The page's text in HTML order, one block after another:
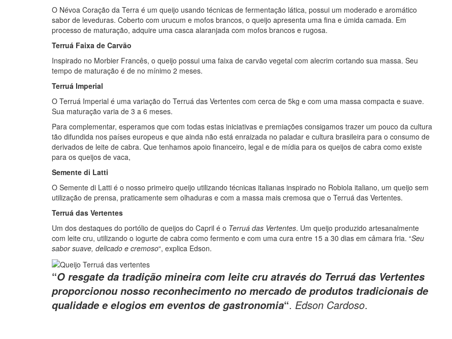
O Névoa Coração da Terra é um queijo usando técnicas de fermentação lática, possui um moderado e aromático
sabor de leveduras. Coberto com urucum e mofos brancos, o queijo apresenta uma fina e úmida camada. Em
processo de maturação, adquire uma casca alaranjada com mofos brancos e rugosa.
Terruá Faixa de Carvão
Inspirado no Morbier Francês, o queijo possui uma faixa de carvão vegetal com alecrim cortando sua massa. Seu
tempo de maturação é de no mínimo 2 meses.
Terruá Imperial
O Terruá Imperial é uma variação do Terruá das Vertentes com cerca de 5kg e com uma massa compacta e suave.
Sua maturação varia de 3 a 6 meses.
Para complementar, esperamos que com todas estas iniciativas e premiações consigamos trazer um pouco da cultura
tão difundida nos países europeus e que ainda não está enraizada no paladar e cultura brasileira para o consumo de
derivados de leite de cabra. Que tenhamos apoio financeiro, legal e de mídia para os queijos de cabra como existe
para os queijos de vaca,
Semente di Latti
O Semente di Latti é o nosso primeiro queijo utilizando técnicas italianas inspirado no Robiola italiano, um queijo sem
utilização de prensa, praticamente sem olhaduras e com a massa mais cremosa que o Terruá das Vertentes.
Terruá das Vertentes
Um dos destaques do portólio de queijos do Capril é o Terruá das Vertentes. Um queijo produzido artesanalmente
com leite cru, utilizando o iogurte de cabra como fermento e com uma cura entre 15 a 30 dias em câmara fria. “Seu
sabor suave, delicado e cremoso“, explica Edson.
“O resgate da tradição mineira com leite cru através do Terruá das Vertentes
proporcionou nosso reconhecimento no mercado de produtos tradicionais de
qualidade e elogios em eventos de gastronomia“. Edson Cardoso.